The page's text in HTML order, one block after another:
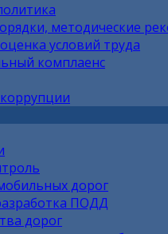
методические
условий труда
комплаенс
дорог
ПОДД
дорог